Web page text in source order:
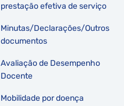
prestação efetiva de serviço
Minutas/Declarações/Outros
documentos
Avaliação de Desempenho
Docente
Mobilidade por doença